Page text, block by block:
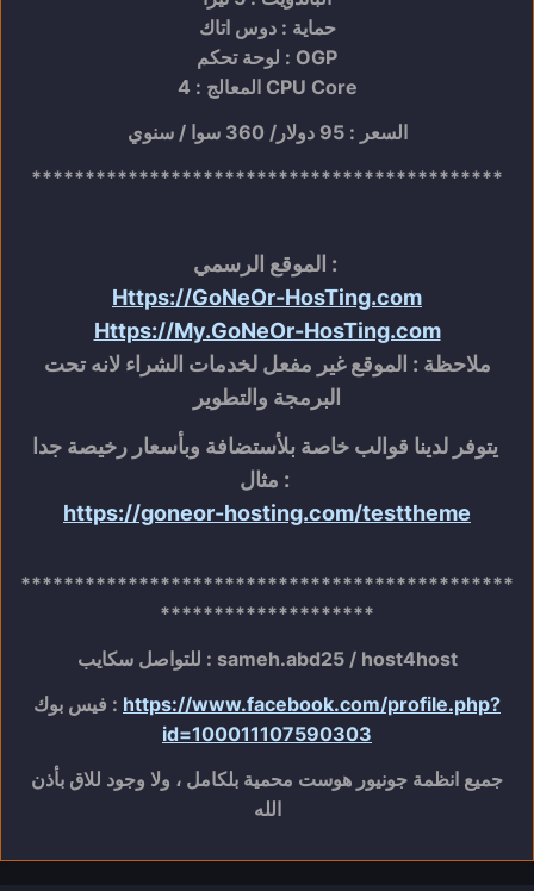
حماية : دوس اتاك
لوحة تحكم : OGP
المعالج : 4 CPU Core
السعر : 95 دولار/ 360 سوا / سنوي
********************************************
الموقع الرسمي :
Https://GoNeOr-HosTing.com
Https://My.GoNeOr-HosTing.com
ملاحظة : الموقع غير مفعل لخدمات الشراء لانه تحت
البرمجة والتطوير
مثال :
https://goneor-hosting.com/testtheme
**********************************************
********************
للتواصل سكايب : sameh.abd25 / host4host
فيس بوك : https://www.facebook.com/profile.php?
id=100011107590303
جميع انظمة جونيور هوست محمية بلكامل ، ولا وجود للاق بأذن
الله